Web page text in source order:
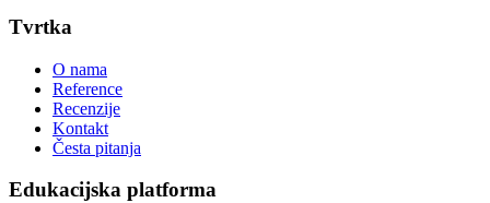
Tvrtka
O nama
Reference
Recenzije
Kontakt
Česta pitanja
Edukacijska platforma